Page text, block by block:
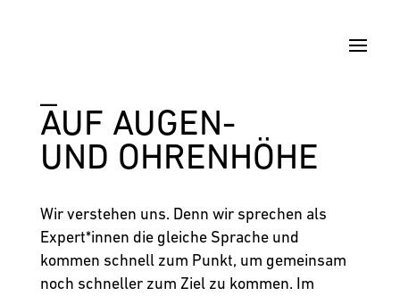
AUF AUGEN-
UND OHREN­HÖHE
Wir verstehen uns. Denn wir sprechen als
Expert*innen die gleiche Sprache und
kommen schnell zum Punkt, um gemeinsam
noch schneller zum Ziel zu kommen. Im